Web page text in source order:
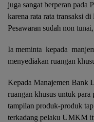
juga sangat berperan pada
karena rata rata transaksi
Pesawaran sudah non
Ia meminta kepada
menyediakan ruangan
Kepada Manajemen Bank
ruangan khusus untuk
tampilan produk-produk
terkadang pelaku UMKM